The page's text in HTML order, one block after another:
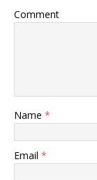
Comment
Name *
Email *